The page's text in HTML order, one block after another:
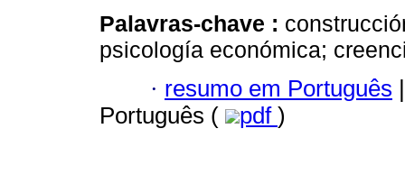
Palavras-chave :
psicología económica;
· resumo em Português |
Português (
pdf )